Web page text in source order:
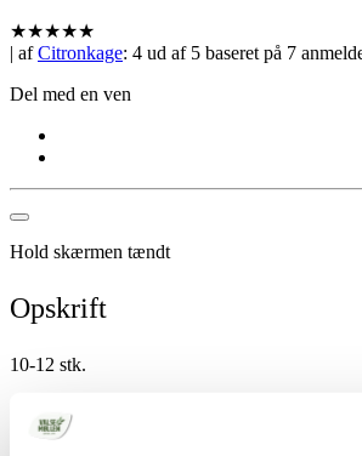
★★★★★
| afCitronkage: 4 ud af 5 baseret på 7
Del med en ven
Hold skærmen tændt
Opskrift
10-12 stk.
150 g sukker